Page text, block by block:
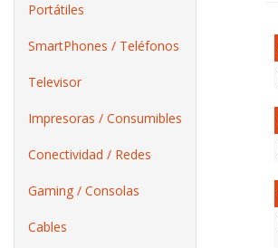
Portátiles
SmartPhones / Teléfonos
Televisor
Impresoras / Consumibles
Conectividad / Redes
Gaming / Consolas
Cables